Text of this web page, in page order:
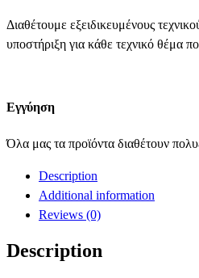
Διαθέτουμε εξειδικευμένους
υποστήριξη για κάθε τεχνικό θέμα
Εγγύηση
Όλα μας τα προϊόντα διαθέτουν
Description
Additional information
Reviews (0)
Description